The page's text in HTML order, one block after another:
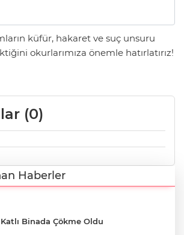
küfür, hakaret ve suç unsuru
okurlarımıza önemle hatırlatırız!
(0)
Haberler
Binada Çökme Oldu